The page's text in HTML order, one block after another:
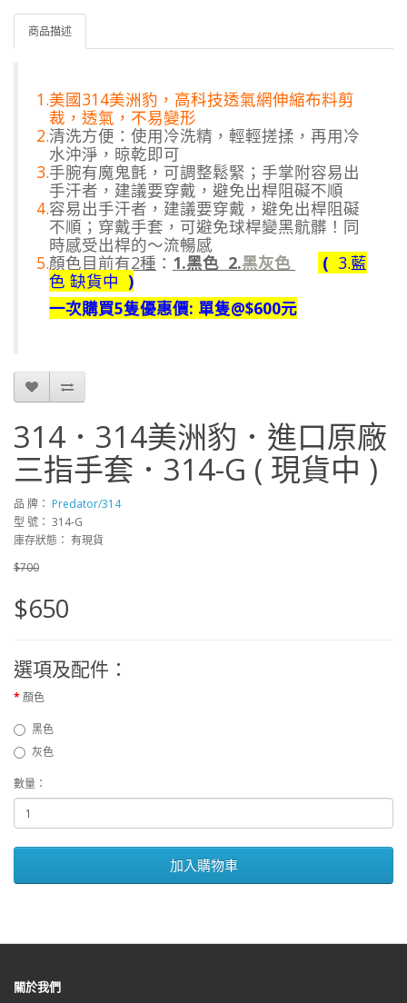
商品描述
1.美國314美洲豹，高科技透氣網伸縮布料剪
裁，透氣，不易變形
2.清洗方便：使用冷洗精，輕輕搓揉，再用冷
水沖淨，晾乾即可
3.手腕有魔鬼氈，可調整鬆緊；手掌附容易出
手汗者，建議要穿戴，避免出桿阻礙不順
4.容易出手汗者，建議要穿戴，避免出桿阻礙
不順；穿戴手套，可避免球桿變黑骯髒！同
時感受出桿的～流暢感
5.顏色目前有2種 ： 1.黑色 2.黑灰色 ( 3.藍
色 缺貨中 )
一次購買5隻優惠價: 單隻@$600元
314．314美洲豹．進口原廠
三指手套．314-G ( 現貨中 )
品 牌： Predator/314
型 號： 314-G
庫存狀態： 有現貨
$700
$650
選項及配件：
顏色
黑色
灰色
數量：
加入購物車
關於我們